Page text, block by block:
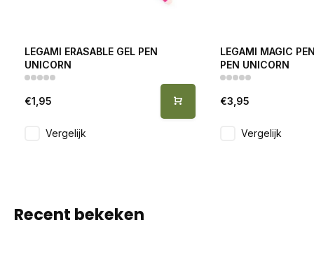
LEGAMI ERASABLE GEL PEN
UNICORN
€1,95
Vergelijk
LEGAMI MAGIC
PEN UNICORN
€3,95
Vergelijk
Recent bekeken